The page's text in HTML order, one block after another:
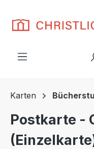
Karten
Postkarte -